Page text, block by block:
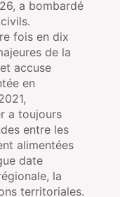
a bombardé
fois en dix
de la
accuse
en
a toujours
entre les
alimentées
date
la
territoriales.